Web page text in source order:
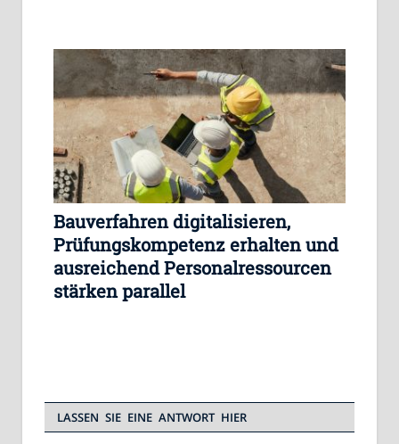
Bauverfahren digitalisieren,
Prüfungskompetenz erhalten und
ausreichend Personalressourcen
stärken parallel
LASSEN SIE EINE ANTWORT HIER